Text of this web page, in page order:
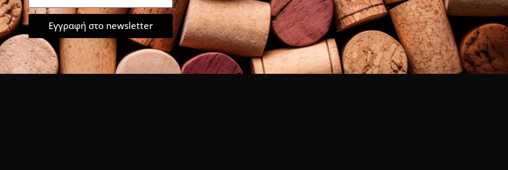
Εγγραφή στο newsletter